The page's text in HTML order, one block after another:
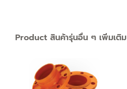
Product สินค้ารุ่นอื่น ๆ เพิ่มเติม